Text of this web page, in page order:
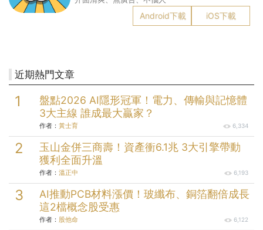
Android下載 iOS下載
近期熱門文章
盤點2026 AI隱形冠軍！電力、傳輸與記憶體
3大主線 誰成最大贏家？
作者： 黃士育 6,334
玉山金併三商壽！資產衝6.1兆 3大引擎帶動
獲利全面升溫
作者： 溫正中 6,193
AI推動PCB材料漲價！玻纖布、銅箔翻倍成長
這2檔概念股受惠
作者： 股他命 6,122